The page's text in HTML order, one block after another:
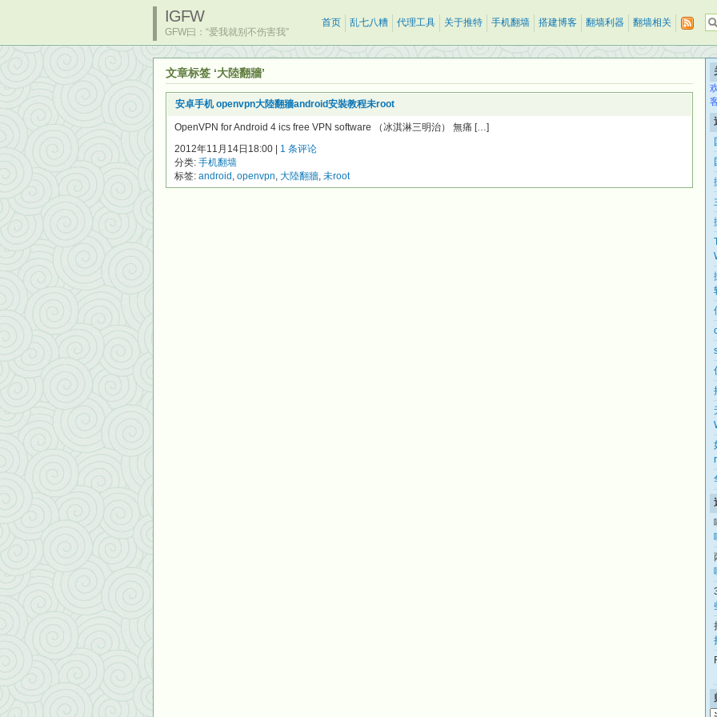
IGFW
GFW曰：“爱我就别不伤害我”
首页 乱七八糟 代理工具 关于推特 手机翻墙 搭建博客 翻墙利器 翻墙相关
文章标签 ‘大陸翻牆’
安卓手机 openvpn大陸翻牆android安裝教程未root
OpenVPN for Android 4 ics free VPN software （冰淇淋三明治） 無痛 […]
2012年11月14日18:00 | 1 条评论
分类: 手机翻墙
标签: android , openvpn, 大陸翻牆, 未root